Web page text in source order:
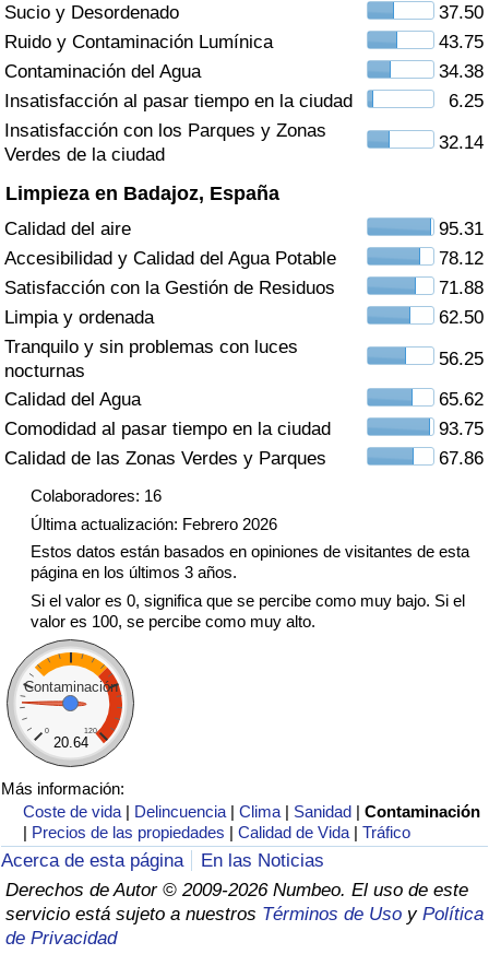
Sucio y Desordenado
37.50
Ruido y Contaminación Lumínica
43.75
Contaminación del Agua
34.38
Insatisfacción al pasar tiempo en la ciudad
6.25
Insatisfacción con los Parques y Zonas
Verdes de la ciudad
32.14
Limpieza en Badajoz, España
Calidad del aire
95.31
Accesibilidad y Calidad del Agua Potable
78.12
Satisfacción con la Gestión de Residuos
71.88
Limpia y ordenada
62.50
Tranquilo y sin problemas con luces
nocturnas
56.25
Calidad del Agua
65.62
Comodidad al pasar tiempo en la ciudad
93.75
Calidad de las Zonas Verdes y Parques
67.86
Colaboradores: 16
Última actualización: Febrero 2026
Estos datos están basados en opiniones de visitantes de esta
página en los últimos 3 años.
Si el valor es 0, significa que se percibe como muy bajo. Si el
valor es 100, se percibe como muy alto.
Contaminación
0 120
20.64
Más información:
Coste de vida | Delincuencia |Clima | Sanidad |Contaminación
| Precios de las propiedades |Calidad de Vida |Tráfico
Acerca de esta página
En las Noticias
Derechos de Autor © 2009-2026 Numbeo. El uso de este
servicio está sujeto a nuestros Términos de Uso y Política
de Privacidad
Sanidad
Índice de Sanidad (Actual)
Índice de Sanidad
Índice de Sanidad por País
Contaminación
Índice de Contaminación (Actual)
Índice de contaminación
Índice de Contaminación por País
Tráfico
Índice de Tráfico
Índice de Tráfico (Actual)
Índice de Tráfico por País